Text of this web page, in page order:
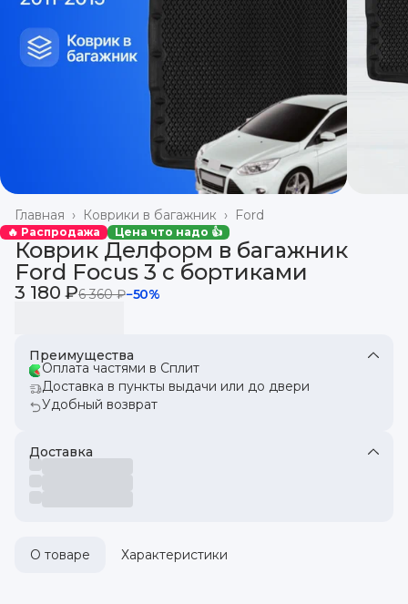
Ford
Коврики в багажник ›
Главная ›
🔥 Распродажа Цена что надо 👍
Коврик Делформ в багажник
Ford Focus 3 с бортиками
3 180 ₽6 360 ₽−50%
Преимущества
Оплата частями в Сплит
Доставка в пункты выдачи или до двери
Удобный возврат
Доставка
О товаре Характеристики